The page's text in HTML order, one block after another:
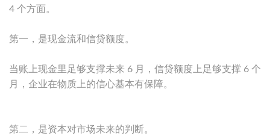
4 个方面。
第一，是现金流和信贷额度。
当账上现金里足够支撑未来 6 月，信贷额度上足够支撑 6 个
月，企业在物质上的信心基本有保障。
第二，是资本对市场未来的判断。